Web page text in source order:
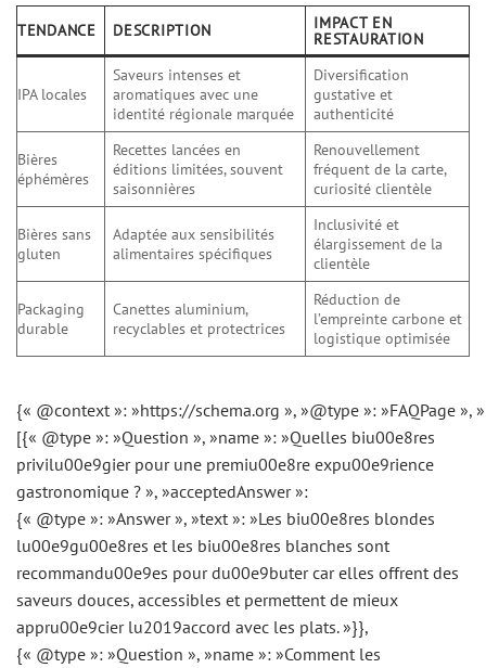
TENDANCE DESCRIPTION IMPACT EN
RESTAURATION
IPA locales
Saveurs intenses et
aromatiques avec une
identité régionale marquée
Diversification
gustative et
authenticité
Bières
éphémères
Recettes lancées en
éditions limitées, souvent
saisonnières
Renouvellement
fréquent de la carte,
curiosité clientèle
Bières sans
gluten
Adaptée aux sensibilités
alimentaires spécifiques
Inclusivité et
élargissement de la
clientèle
Packaging
durable
Canettes aluminium,
recyclables et protectrices
Réduction de
l’empreinte carbone et
logistique optimisée
{« @context »: »https://schema.org », »@type »: »FAQPage »,
[{« @type »: »Question », »name »: »Quelles biu00e8res
privilu00e9gier pour une premiu00e8re expu00e9rience
gastronomique ? », »acceptedAnswer »:
{« @type »: »Answer », »text »: »Les biu00e8res blondes
lu00e9gu00e8res et les biu00e8res blanches sont
recommandu00e9es pour du00e9buter car elles offrent des
saveurs douces, accessibles et permettent de mieux
appru00e9cier lu2019accord avec les plats. »}},
{« @type »: »Question », »name »: »Comment les